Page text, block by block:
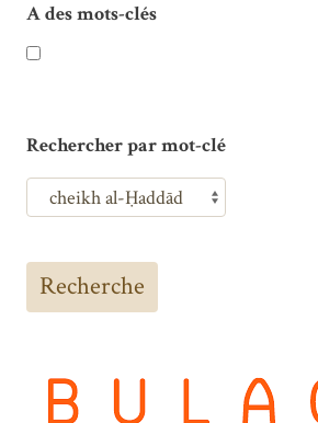
A des mots-clés
Rechercher par mot-clé